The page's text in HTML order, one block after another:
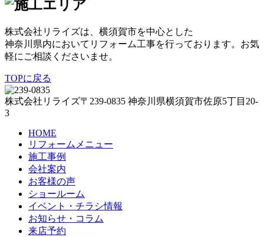
株式会社リライズは、横須賀市を中心とした
神奈川県内においてリフォーム工事を行っております。お気
軽にご相談くださいませ。
TOPに戻る
株式会社リライズ〒239-0835 神奈川県横須賀市佐原5丁目20-
3
HOME
リフォームメニュー
施工事例
会社案内
お客様の声
ショールーム
イベント・チラシ情報
お知らせ・コラム
来店予約